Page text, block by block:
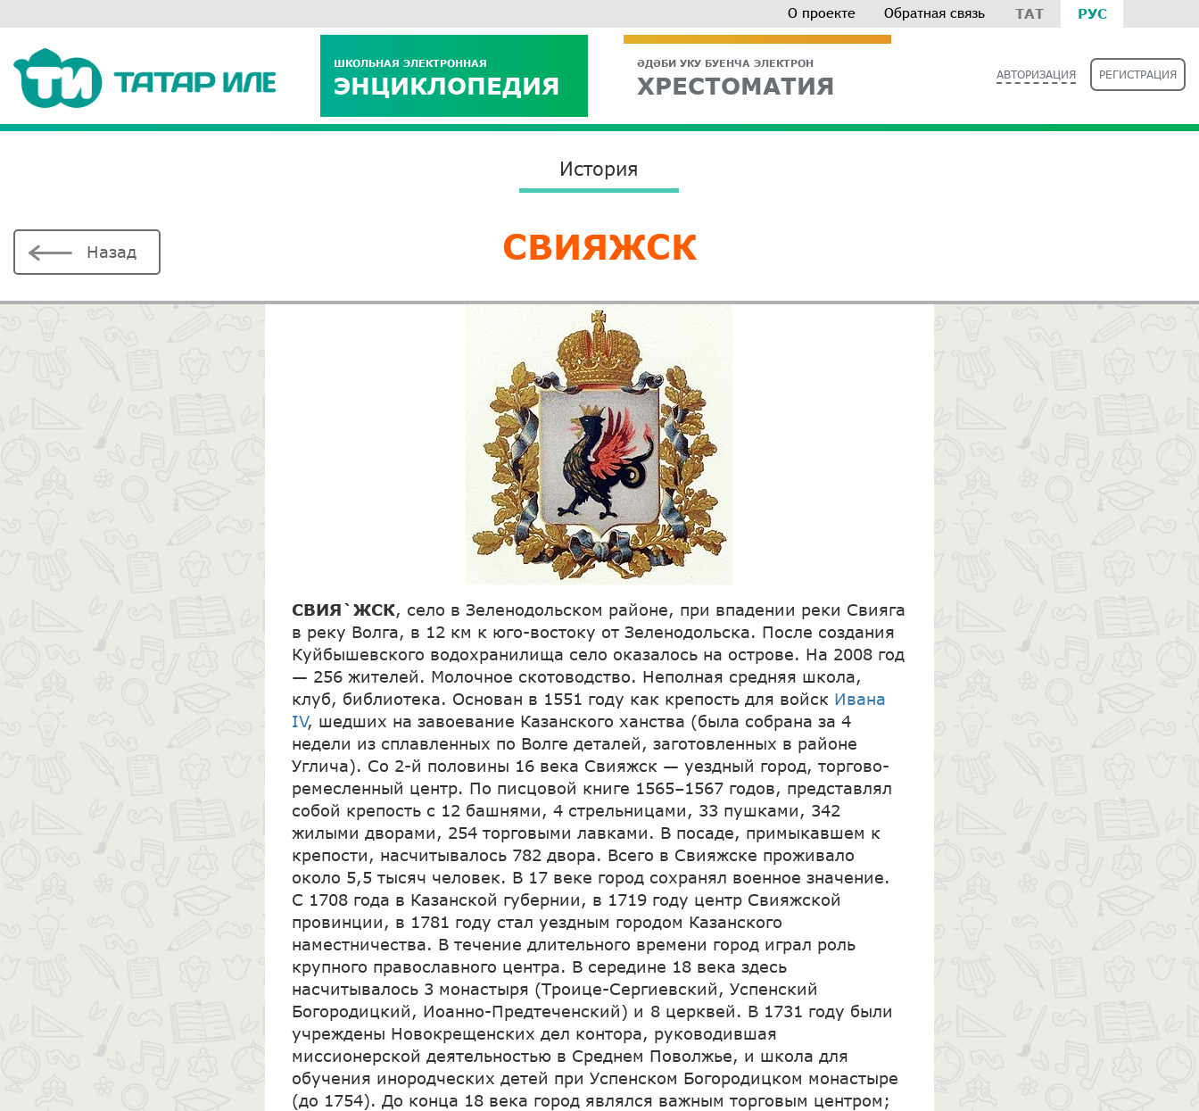
ТАТ РУС
О проекте Обратная связь
ШКОЛЬНАЯ ЭЛЕКТРОННАЯ
ЭНЦИКЛОПЕДИЯ
ӘДӘБИ УКУ БУЕНЧА ЭЛЕКТРОН
ХРЕСТОМАТИЯ АВТОРИЗАЦИЯ РЕГИСТРАЦИЯ
Назад
История
СВИЯЖСК
СВИЯ`ЖСК, село в Зеленодольском районе, при впадении реки Свияга
в реку Волга, в 12 км к юго-востоку от Зеленодольска. После создания
Куйбышевского водохранилища село оказалось на острове. На 2008 год
— 256 жителей. Молочное скотоводство. Неполная средняя школа,
клуб, библиотека. Основан в 1551 году как крепость для войск Ивана
IV, шедших на завоевание Казанского ханства (была собрана за 4
недели из сплавленных по Волге деталей, заготовленных в районе
Углича). Со 2-й половины 16 века Свияжск — уездный город, торгово-
ремесленный центр. По писцовой книге 1565–1567 годов, представлял
собой крепость с 12 башнями, 4 стрельницами, 33 пушками, 342
жилыми дворами, 254 торговыми лавками. В посаде, примыкавшем к
крепости, насчитывалось 782 двора. Всего в Свияжске проживало
около 5,5 тысяч человек. В 17 веке город сохранял военное значение.
С 1708 года в Казанской губернии, в 1719 году центр Свияжской
провинции, в 1781 году стал уездным городом Казанского
наместничества. В течение длительного времени город играл роль
крупного православного центра. В середине 18 века здесь
насчитывалось 3 монастыря (Троице-Сергиевский, Успенский
Богородицкий, Иоанно-Предтеченский) и 8 церквей. В 1731 году были
учреждены Новокрещенских дел контора, руководившая
миссионерской деятельностью в Среднем Поволжье, и школа для
обучения инородческих детей при Успенском Богородицком монастыре
(до 1754). До конца 18 века город являлся важным торговым центром;